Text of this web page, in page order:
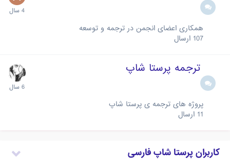
همکاری اعضای انجمن در ترجمه و توسعه
107 ارسال
ترجمه پرستا شاپ
پروژه های ترجمه ی پرستا شاپ
11 ارسال
کاربران پرستا شاپ فارسی